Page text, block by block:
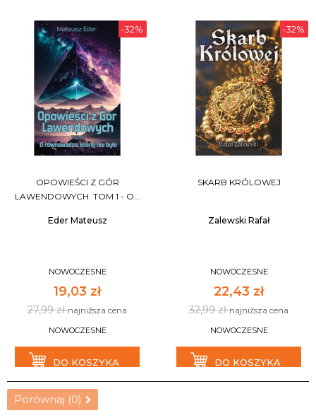
-32%
OPOWIEŚCI Z GÓR
LAWENDOWYCH. TOM 1 - O...
Eder Mateusz
NOWOCZESNE
19,03 zł
27,99 złnajniższa cena
NOWOCZESNE
DO KOSZYKA
-32%
SKARB KRÓLOWEJ
Zalewski Rafał
NOWOCZESNE
22,43 zł
32,99 złnajniższa cena
NOWOCZESNE
DO KOSZYKA
Porównaj (0)